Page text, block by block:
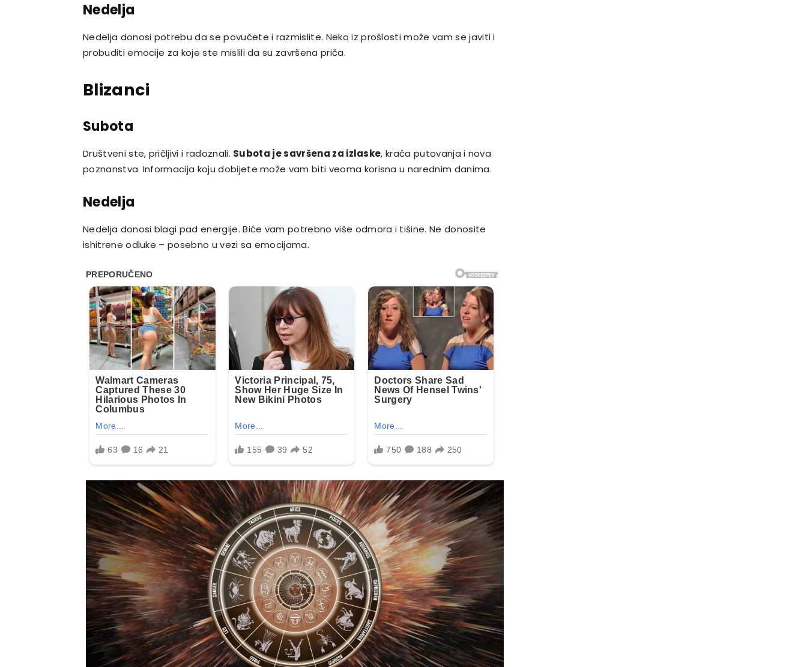
Nedelja
Nedelja donosi potrebu da se povučete i razmislite. Neko iz prošlosti može vam se javiti i
probuditi emocije za koje ste mislili da su završena priča.
Blizanci
Subota
Društveni ste, pričljivi i radoznali. Subota je savršena za izlaske, kraća putovanja i nova
poznanstva. Informacija koju dobijete može vam biti veoma korisna u narednim danima.
Nedelja
Nedelja donosi blagi pad energije. Biće vam potrebno više odmora i tišine. Ne donosite
ishitrene odluke – posebno u vezi sa emocijama.